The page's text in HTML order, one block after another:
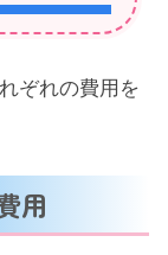
ぞれの費用を
用